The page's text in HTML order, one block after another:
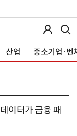
산업 중소기업·벤
이터가 금융 패